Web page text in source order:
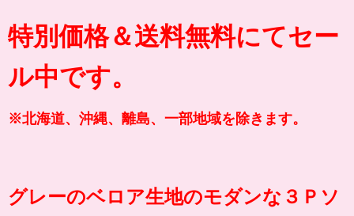
特別価格＆送料無料にてセー
ル中です。
※北海道、沖縄、離島、一部地域を除きます。
グレーのベロア生地のモダンな３Ｐソ